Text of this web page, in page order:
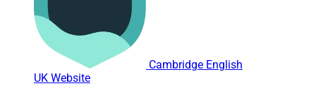
Cambridge English
UK Website